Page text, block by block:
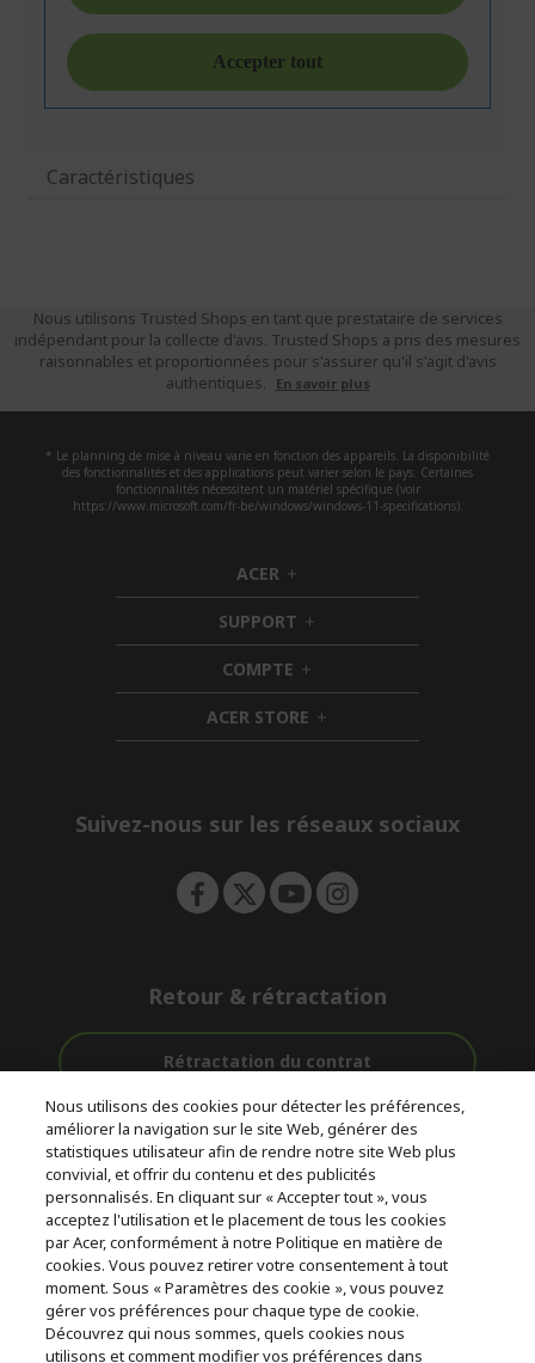
Caractéristiques
Nous utilisons Trusted Shops en tant que prestataire de services
indépendant pour la collecte d'avis. Trusted Shops a pris des mesures
raisonnables et proportionnées pour s'assurer qu'il s'agit d'avis
authentiques.
En savoir plus
* Le planning de mise à niveau varie en fonction des appareils. La disponibilité
des fonctionnalités et des applications peut varier selon le pays. Certaines
fonctionnalités nécessitent un matériel spécifique (voir
https://www.microsoft.com/fr-be/windows/windows-11-specifications).
ACER h
i
d
d
e
n
SUPPORT h
i
d
d
e
n
COMPTE h
i
d
d
ACER STORE h
i
e
Suivez-nous sur les réseaux sociaux
Retour & rétractation
Rétractation du contrat
Livraison
gratuite
Accompagnement
avant et après-
vente
Paiement
Sécurisé
© 2026 Acer Inc.
CPYou BV est le revendeur et marchand agréé pour les produits et
services proposés au sein de ce magasin.
Nous utilisons des cookies pour détecter les préférences,
améliorer la navigation sur le site Web, générer des
statistiques utilisateur afin de rendre notre site Web plus
convivial, et offrir du contenu et des publicités
personnalisés. En cliquant sur « Accepter tout », vous
acceptez l'utilisation et le placement de tous les cookies
par Acer, conformément à notre Politique en matière de
cookies. Vous pouvez retirer votre consentement à tout
moment. Sous « Paramètres des cookie », vous pouvez
gérer vos préférences pour chaque type de cookie.
Découvrez qui nous sommes, quels cookies nous
utilisons et comment modifier vos préférences dans